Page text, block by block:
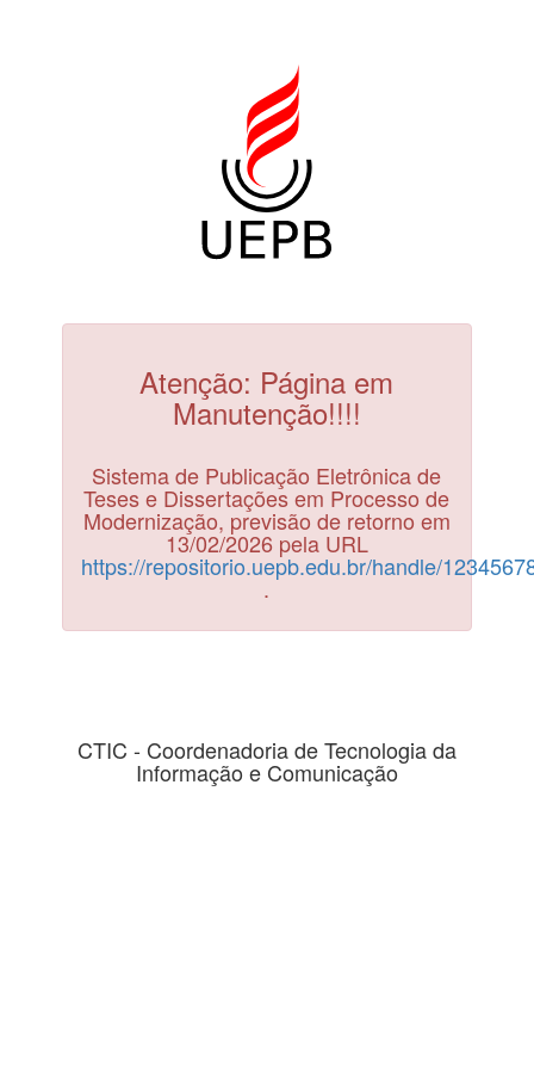
Atenção: Página em
Manutenção!!!!
Sistema de Publicação Eletrônica de
Teses e Dissertações em Processo de
Modernização, previsão de retorno em
13/02/2026 pela URL
https://repositorio.uepb.edu.br/handle/
.
CTIC - Coordenadoria de Tecnologia da
Informação e Comunicação